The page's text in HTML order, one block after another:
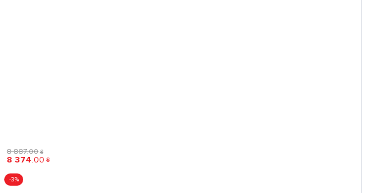
8 887.00 ₴
8 374.00 ₴
-3%